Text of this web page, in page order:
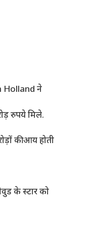
Holland ने
रुपये मिले.
की आय होती
के स्टार को